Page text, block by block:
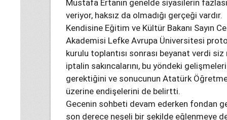
Mustafa Ertanın genelde siyasilerin
veriyor, haksız da olmadığı gerçeği vardır.
Kendisine Eğitim ve Kültür Bakanı Sayın
Akademisi Lefke Avrupa Üniversitesi
kurulu toplantısı sonrası beyanat verdi
iptalin sakıncalarını, bu yöndeki
gerektiğini ve sonucunun Atatürk
üzerine endişelerini de belirtti.
Gecenin sohbeti devam ederken fondan
son derece neşeli bir şekilde eğlenmeye